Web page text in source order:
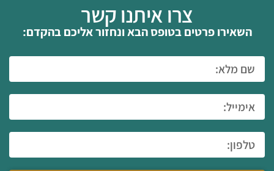
צרו איתנו קשר
השאירו פרטים בטופס הבא ונחזור אליכם בהקדם: